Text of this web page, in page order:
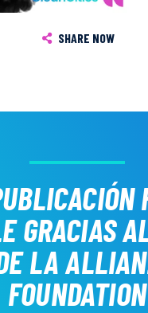
SHARE NOW
GRACIAS
LA
FOUNDATION